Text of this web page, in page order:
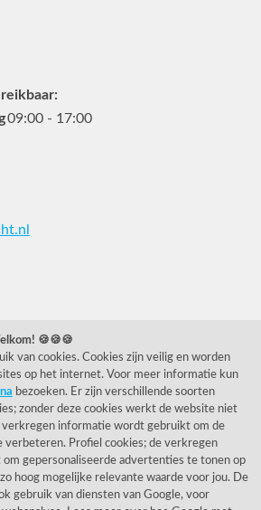
09:00 - 17:00
ontvangen?
🍪🍪🍪
van cookies. Cookies zijn veilig en worden
op het internet. Voor meer informatie kun
bezoeken. Er zijn verschillende soorten
zonder deze cookies werkt de website niet
verkregen informatie wordt gebruikt om de
verbeteren. Profiel cookies; de verkregen
gepersonaliseerde advertenties te tonen op
hoog mogelijke relevante waarde voor jou. De
gebruik van diensten van Google, voor